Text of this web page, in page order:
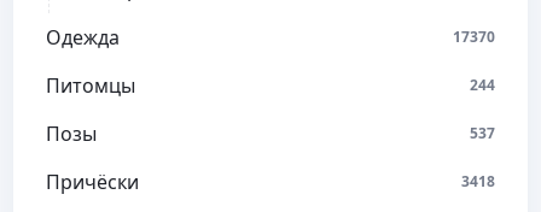
Одежда 17370
Питомцы 244
Позы 537
Причёски 3418